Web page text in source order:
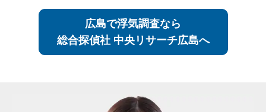
広島で浮気調査なら
総合探偵社 中央リサーチ広島へ